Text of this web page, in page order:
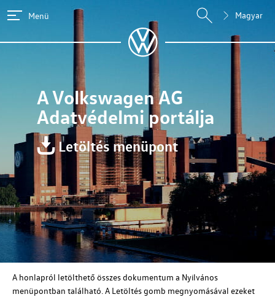
Menü Magyar
AVolkswagen AG
Adatvédelmi portálja
Letöltés menüpont
A honlapról letölthető összes dokumentum a Nyilvános
menüpontban található. A Letöltés gomb megnyomásával ezeket